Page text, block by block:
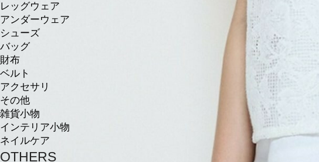
レッグウェア
アンダーウェア
シューズ
バッグ
財布
ベルト
アクセサリ
その他
雑貨小物
インテリア小物
ネイルケア
OTHERS